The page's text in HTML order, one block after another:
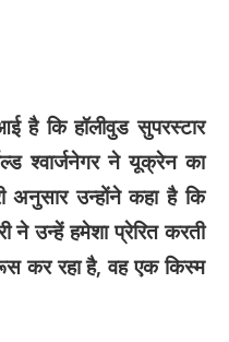
है कि हॉलीवुड सुपरस्टार
श्वार्जनेगर ने यूक्रेन का
अनुसार उन्होंने कहा है कि
ने उन्हें हमेशा प्रेरित करती
कर रहा है, वह एक किस्म